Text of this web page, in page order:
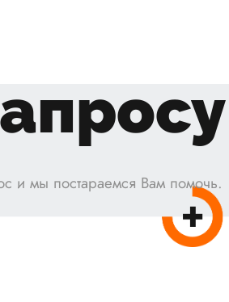
и мы постараемся Вам помочь.